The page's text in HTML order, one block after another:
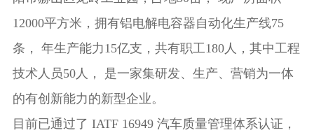
12000平方米，拥有铝电解电容器自动化生产线75
条， 年生产能力15亿支，共有职工180人，其中工程
技术人员50人， 是一家集研发、生产、营销为一体
的有创新能力的新型企业。
目前已通过了 IATF 16949 汽车质量管理体系认证，